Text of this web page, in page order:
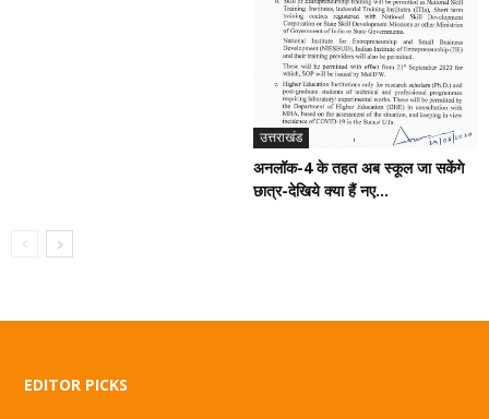
उत्तराखंड
अनलॉक-4 के तहत अब स्कूल जा सकेंगे
छात्र-देखिये क्या हैं नए...
EDITOR PICKS